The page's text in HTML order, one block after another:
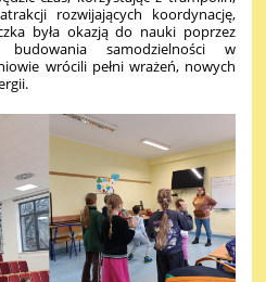
rozwijających koordynację,
była okazją do nauki poprzez
budowania samodzielności w
wrócili pełni wrażeń, nowych